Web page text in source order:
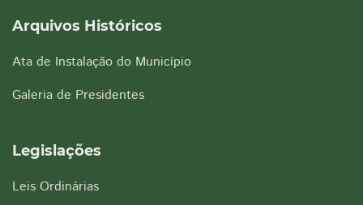
Arquivos Históricos
Ata de Instalação do Município
Galeria de Presidentes
Legislações
Leis Ordinárias